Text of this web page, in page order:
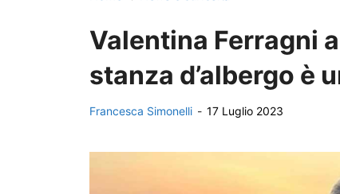
Valentina Ferragni
stanza d’albergo è
Francesca Simonelli - 17 Luglio 2023